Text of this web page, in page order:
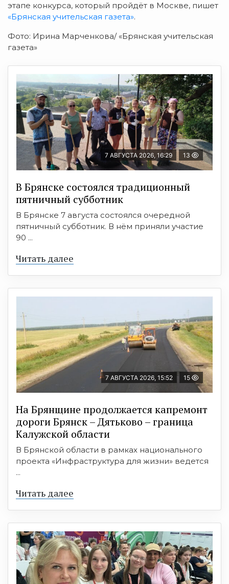
этапе конкурса, который пройдёт в Москве, пишет
«Брянская учительская газета».
Фото: Ирина Марченкова/ «Брянская учительская
газета»
7 АВГУСТА 2026, 16:29 13
В Брянске состоялся традиционный
пятничный субботник
В Брянске 7 августа состоялся очередной
пятничный субботник. В нём приняли участие
90 ...
Читать далее
7 АВГУСТА 2026, 15:52 15
На Брянщине продолжается капремонт
дороги Брянск – Дятьково – граница
Калужской области
В Брянской области в рамках национального
проекта «Инфраструктура для жизни» ведется
...
Читать далее